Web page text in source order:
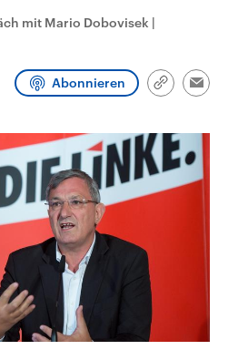
mit Mario Dobovisek |
Abonnieren
Link